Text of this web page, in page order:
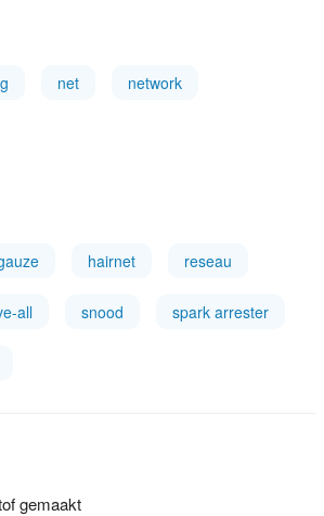
net network
hairnet reseau
all snood spark arrester
gemaakt